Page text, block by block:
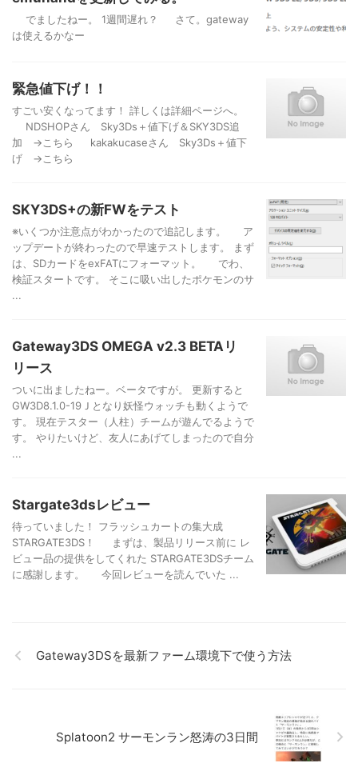
でましたねー。 1週間遅れ？ さて。gateway
は使えるかなー
緊急値下げ！！
すごい安くなってます！ 詳しくは詳細ページへ。
NDSHOPさん Sky3Ds＋値下げ＆SKY3DS追
加 →こちら kakakucaseさん Sky3Ds＋値下
げ →こちら
SKY3DS+の新FWをテスト
※いくつか注意点がわかったので追記します。 ア
ップデートが終わったので早速テストします。 まず
は、SDカードをexFATにフォーマット。 でわ、
検証スタートです。 そこに吸い出したポケモンのサ
...
Gateway3DS OMEGA v2.3 BETAリ
リース
ついに出ましたねー。ベータですが。 更新すると
GW3D8.1.0-19Ｊとなり妖怪ウォッチも動くようで
す。 現在テスター（人柱）チームが遊んでるようで
す。 やりたいけど、友人にあげてしまったので自分
...
Stargate3dsレビュー
待っていました！ フラッシュカートの集大成
STARGATE3DS！ まずは、製品リリース前に レ
ビュー品の提供をしてくれた STARGATE3DSチーム
に感謝します。 今回レビューを読んでいた ...
Gateway3DSを最新ファーム環境下で使う方法
Splatoon2 サーモンラン怒涛の3日間